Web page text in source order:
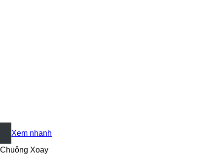
+
Xem nhanh
Chuông Xoay